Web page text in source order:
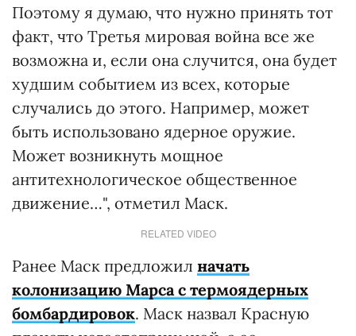
Поэтому я думаю, что нужно принять тот
факт, что Третья мировая война все же
возможна и, если она случится, она будет
худшим событием из всех, которые
случались до этого. Например, может
быть использовано ядерное оружие.
Может возникнуть мощное
антитехнологическое общественное
движение…", отметил Маск.
RELATED VIDEO
Ранее Маск предложил начать
колонизацию Марса с термоядерных
бомбардировок. Маск назвал Красную